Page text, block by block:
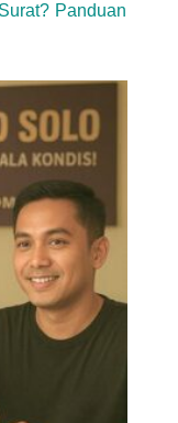
Panduan